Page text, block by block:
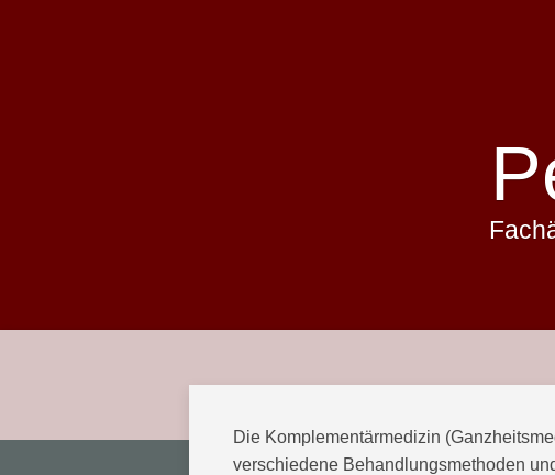
Die Komplementärmedizin
verschiedene Behandlungsmethoden